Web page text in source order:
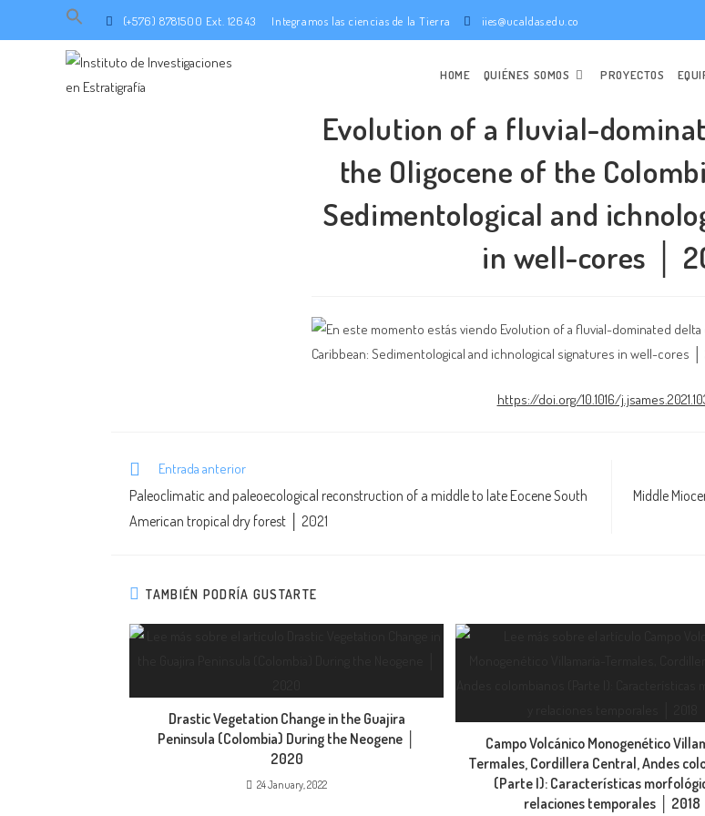
Search
(+576) 8781500 Ext. 12643 Integramos las ciencias de la Tierra iies@ucaldas.edu.co
HOME QUIÉNES SOMOS PROYECTOS
Evolution of a fluvial-
the Oligocene of the
Sedimentological and
in well-cores │
https://doi.org/10.1016/
Entrada anterior
Paleoclimatic and paleoecological reconstruction of a middle to late Eocene South
American tropical dry forest │ 2021
Middle
TAMBIÉN PODRÍA GUSTARTE
Drastic Vegetation Change in the Guajira
Peninsula (Colombia) During the Neogene │
2020
24 January, 2022
Campo Volcánico Monogenético
Termales, Cordillera Central, Andes
(Parte I): Características
relaciones temporales │ 2018